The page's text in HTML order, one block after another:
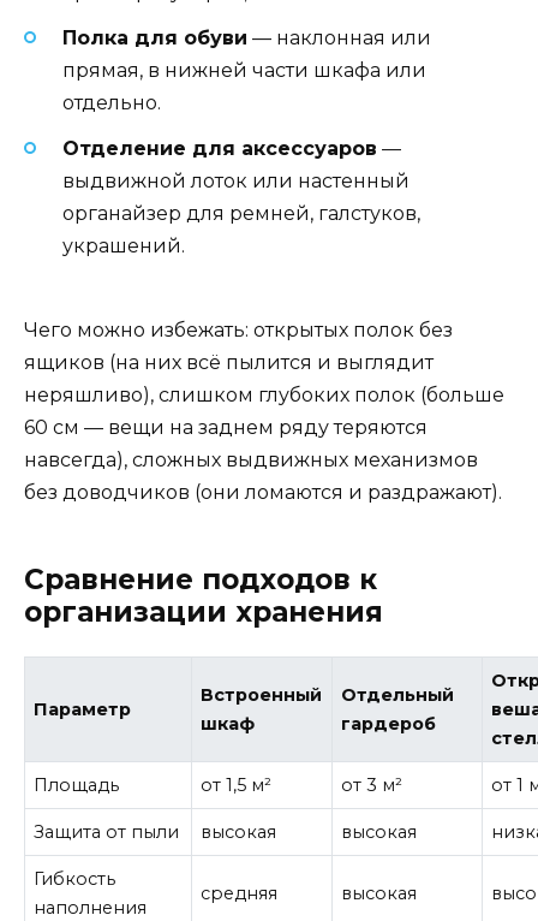
Полка для обуви — наклонная или
прямая, в нижней части шкафа или
отдельно.
Отделение для аксессуаров —
выдвижной лоток или настенный
органайзер для ремней, галстуков,
украшений.
Чего можно избежать: открытых полок без
ящиков (на них всё пылится и выглядит
неряшливо), слишком глубоких полок (больше
60 см — вещи на заднем ряду теряются
навсегда), сложных выдвижных механизмов
без доводчиков (они ломаются и раздражают).
Сравнение подходов к
организации хранения
Параметр
Встроенный
шкаф
Отдельный
гардероб
Площадь от 1,5 м² от 3 м² от 1
Защита от пыли высокая высокая
Гибкость
наполнения
средняя высокая